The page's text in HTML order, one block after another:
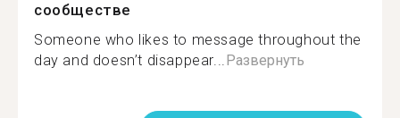
сообществе
Someone who likes to message throughout the
day and doesn’t disappear...Развернуть